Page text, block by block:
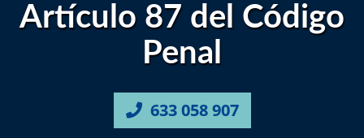
Artículo 87 del Código
Penal
633 058 907